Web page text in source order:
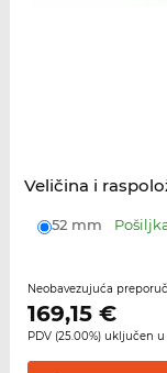
Veličina i
52 mm
Neobavezujuća
169,15€
PDV (25.00%) uključen